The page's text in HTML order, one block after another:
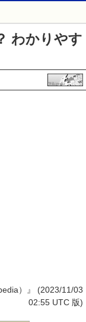
わかりやす
）』 (2023/11/03
02:55 UTC 版)